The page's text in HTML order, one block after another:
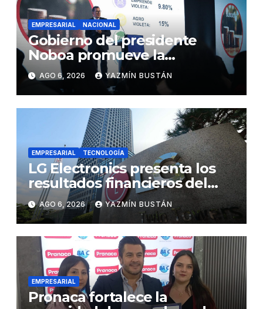
EMPRESARIAL NACIONAL
Gobierno del presidente
Noboa promueve la
autonomía económica de las
mujeres con más de USD 45
millones en financiamiento
AGO 6, 2026 YAZMÍN BUSTÁN
EMPRESARIAL TECNOLOGÍA
LG Electronics presenta los
resultados financieros del
segundo trimestre de 2026
AGO 6, 2026 YAZMÍN BUSTÁN
EMPRESARIAL
Pronaca fortalece la